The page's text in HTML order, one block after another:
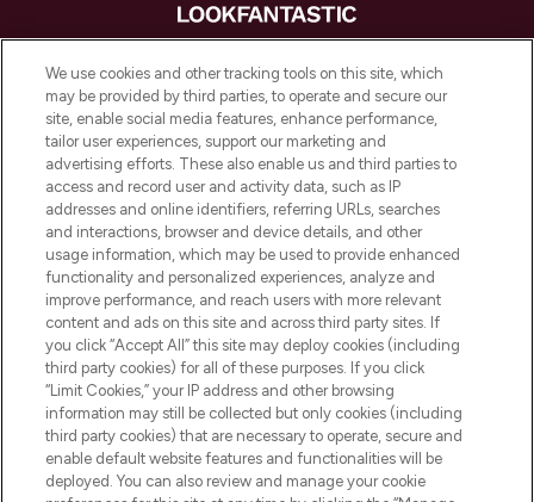
LOOKFANTASTIC is de ultieme online
beautybestemming van Europa, met de
beste huidverzorging, haarproducten en
make-up van meer dan 200 topmerken.
Shop online of via de app, met gratis
verzending vanaf €40.
Cookie-toestemming
Do Not Sell or Share My Personal
Information
HELP & INFORMATIE
BEDRIJFSINFORMATIE
OVER LOOKFANTASTIC
We use cookies and other tracking tools on this site, which
may be provided by third parties, to operate and secure our
site, enable social media features, enhance performance,
tailor user experiences, support our marketing and
advertising efforts. These also enable us and third parties to
access and record user and activity data, such as IP
addresses and online identifiers, referring URLs, searches
and interactions, browser and device details, and other
usage information, which may be used to provide enhanced
functionality and personalized experiences, analyze and
improve performance, and reach users with more relevant
content and ads on this site and across third party sites. If
you click “Accept All” this site may deploy cookies (including
third party cookies) for all of these purposes. If you click
“Limit Cookies,” your IP address and other browsing
information may still be collected but only cookies (including
third party cookies) that are necessary to operate, secure and
enable default website features and functionalities will be
deployed. You can also review and manage your cookie